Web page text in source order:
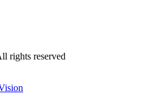
rights reserved